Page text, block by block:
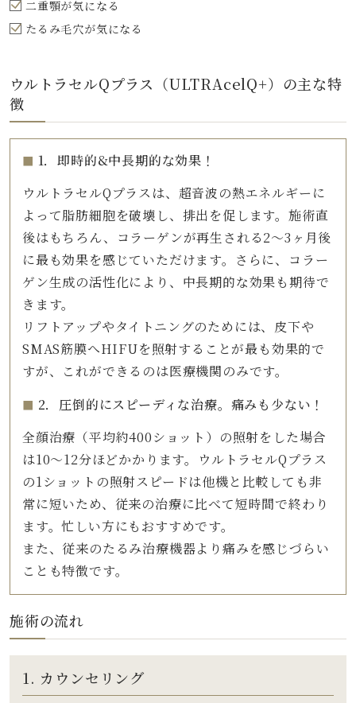
二重顎が気になる
たるみ毛穴が気になる
ウルトラセルQプラス（ULTRAcelQ+）の主な特
徴
1．即時的&中長期的な効果！
ウルトラセルQプラスは、超音波の熱エネルギーに
よって脂肪細胞を破壊し、排出を促します。施術直
後はもちろん、コラーゲンが再生される2～3ヶ月後
に最も効果を感じていただけます。さらに、コラー
ゲン生成の活性化により、中長期的な効果も期待で
きます。
リフトアップやタイトニングのためには、皮下や
SMAS筋膜へHIFUを照射することが最も効果的で
すが、これができるのは医療機関のみです。
2．圧倒的にスピーディな治療。痛みも少ない！
全顔治療（平均約400ショット）の照射をした場合
は10～12分ほどかかります。ウルトラセルQプラス
の1ショットの照射スピードは他機と比較しても非
常に短いため、従来の治療に比べて短時間で終わり
ます。忙しい方にもおすすめです。
また、従来のたるみ治療機器より痛みを感じづらい
ことも特徴です。
施術の流れ
1. カウンセリング